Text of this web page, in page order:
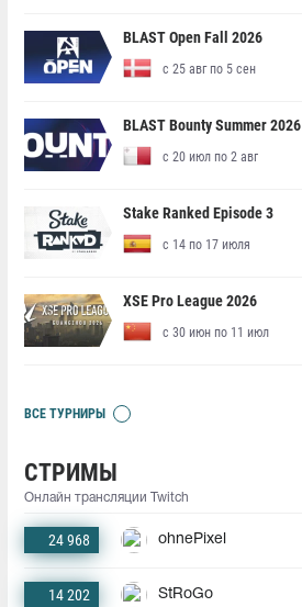
BLAST Open Fall 2026
с 25 авг по 5 сен
BLAST Bounty Summer 2026
с 20 июл по 2 авг
Stake Ranked Episode 3
с 14 по 17 июля
XSE Pro League 2026
с 30 июн по 11 июл
ВСЕ ТУРНИРЫ
СТРИМЫ
Онлайн трансляции Twitch
24 968 ohnePixel
14 202 StRoGo